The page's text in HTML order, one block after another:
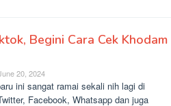
Begini Cara Cek Khodam
20, 2024
ini sangat ramai sekali nih lagi di
Facebook, Whatsapp dan juga